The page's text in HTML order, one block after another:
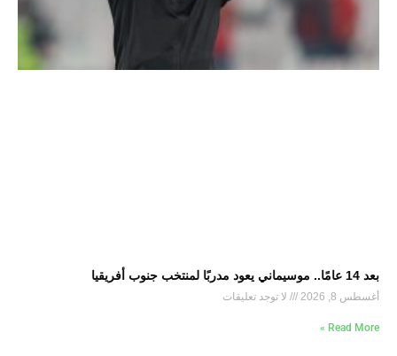
بعد 14 عامًا.. موسيماني يعود مدربًا لمنتخب جنوب أفريقيا
أغسطس 8, 2026 لا توجد تعليقات
Read More »